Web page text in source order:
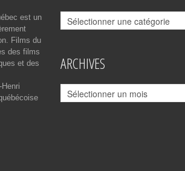
est un
Films du
des films
et des
Catégories
ARCHIVES
Archives